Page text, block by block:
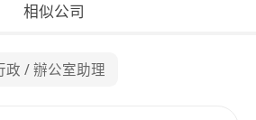
相似公司
政 / 辦公室助理